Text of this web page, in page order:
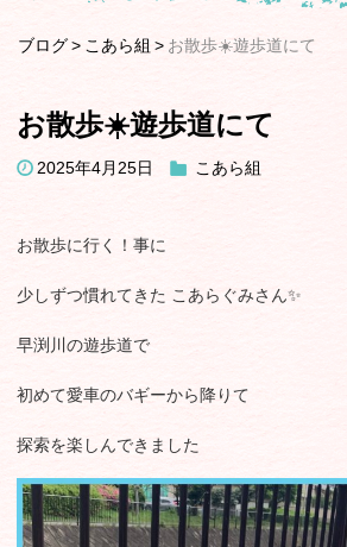
ブログ こあら組 お散歩☀️遊歩道にて
お散歩☀️遊歩道にて
2025年4月25日 こあら組
お散歩に行く！事に
少しずつ慣れてきた こあらぐみさん✨
早渕川の遊歩道で
初めて愛車のバギーから降りて
探索を楽しんできました